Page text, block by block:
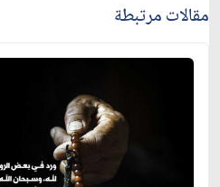
مقالات مرتبطة